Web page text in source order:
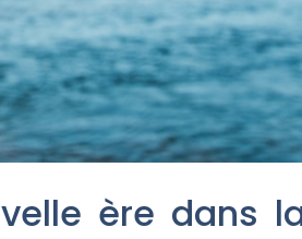
ère dans